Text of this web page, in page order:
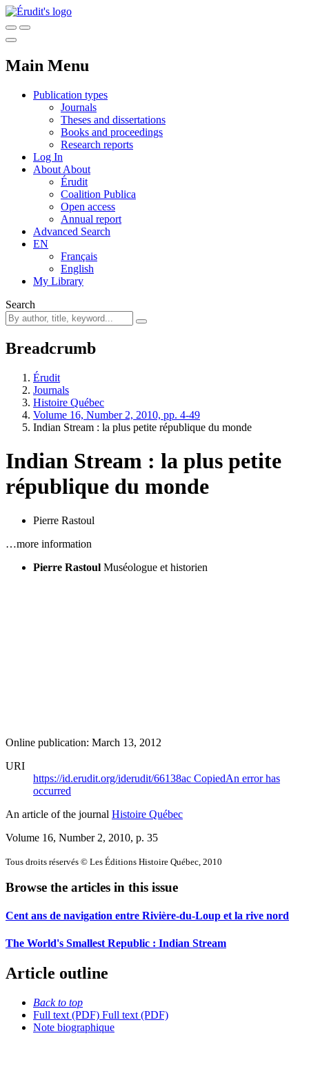
Main Menu
Publication types
Journals
Theses and dissertations
Books and proceedings
Research reports
Log In
About About
Érudit
Coalition Publica
Open access
Annual report
Advanced Search
EN
Français
English
My Library
Search
Breadcrumb
Érudit
Journals
Histoire Québec
Volume 16, Number 2, 2010, pp. 4-49
Indian Stream : la plus petite république du monde
Indian Stream : la plus petite
république du monde
Pierre Rastoul
…more information
Pierre Rastoul Muséologue et historien
Online publication: March 13, 2012
URI
https://id.erudit.org/iderudit/66138ac CopiedAn error has
occurred
An article of the journal Histoire Québec
Volume 16, Number 2, 2010, p. 35
Tous droits réservés © Les Éditions Histoire Québec, 2010
Browse the articles in this issue
Cent ans de navigation entre Rivière-du-Loup et la rive nord
The World's Smallest Republic : Indian Stream
Article outline
Back to top
Full text (PDF) Full text (PDF)
Note biographique